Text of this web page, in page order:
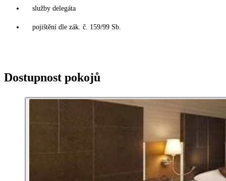
služby delegáta
pojištění dle zák. č. 159/99 Sb.
Dostupnost pokojů